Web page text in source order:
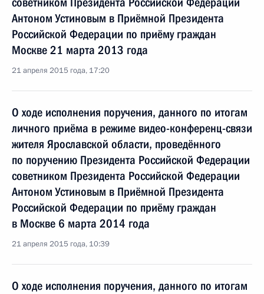
Антоном Устиновым в Приёмной Президента
Российской Федерации по приёму граждан
Москве 21 марта 2013 года
21 апреля 2015 года, 17:20
О ходе исполнения поручения, данного по итогам
личного приёма в режиме видео-конференц-связи
жителя Ярославской области, проведённого
по поручению Президента Российской Федерации
советником Президента Российской Федерации
Антоном Устиновым в Приёмной Президента
Российской Федерации по приёму граждан
в Москве 6 марта 2014 года
21 апреля 2015 года, 10:39
О ходе исполнения поручения, данного по итогам